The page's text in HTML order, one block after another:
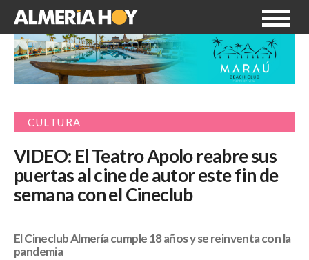
CULTURA
VIDEO: El Teatro Apolo reabre sus
puertas al cine de autor este fin de
semana con el Cineclub
El Cineclub Almería cumple 18 años y se reinventa con la
pandemia